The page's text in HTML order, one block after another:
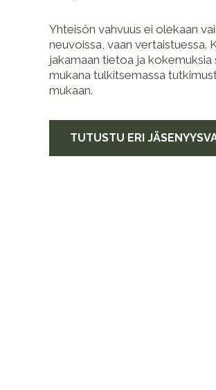
Yhteisön vahvuus ei olekaan
neuvoissa, vaan vertaistuessa.
jakamaan tietoa ja
mukana tulkitsemassa
mukaan.
TUTUSTU ERI